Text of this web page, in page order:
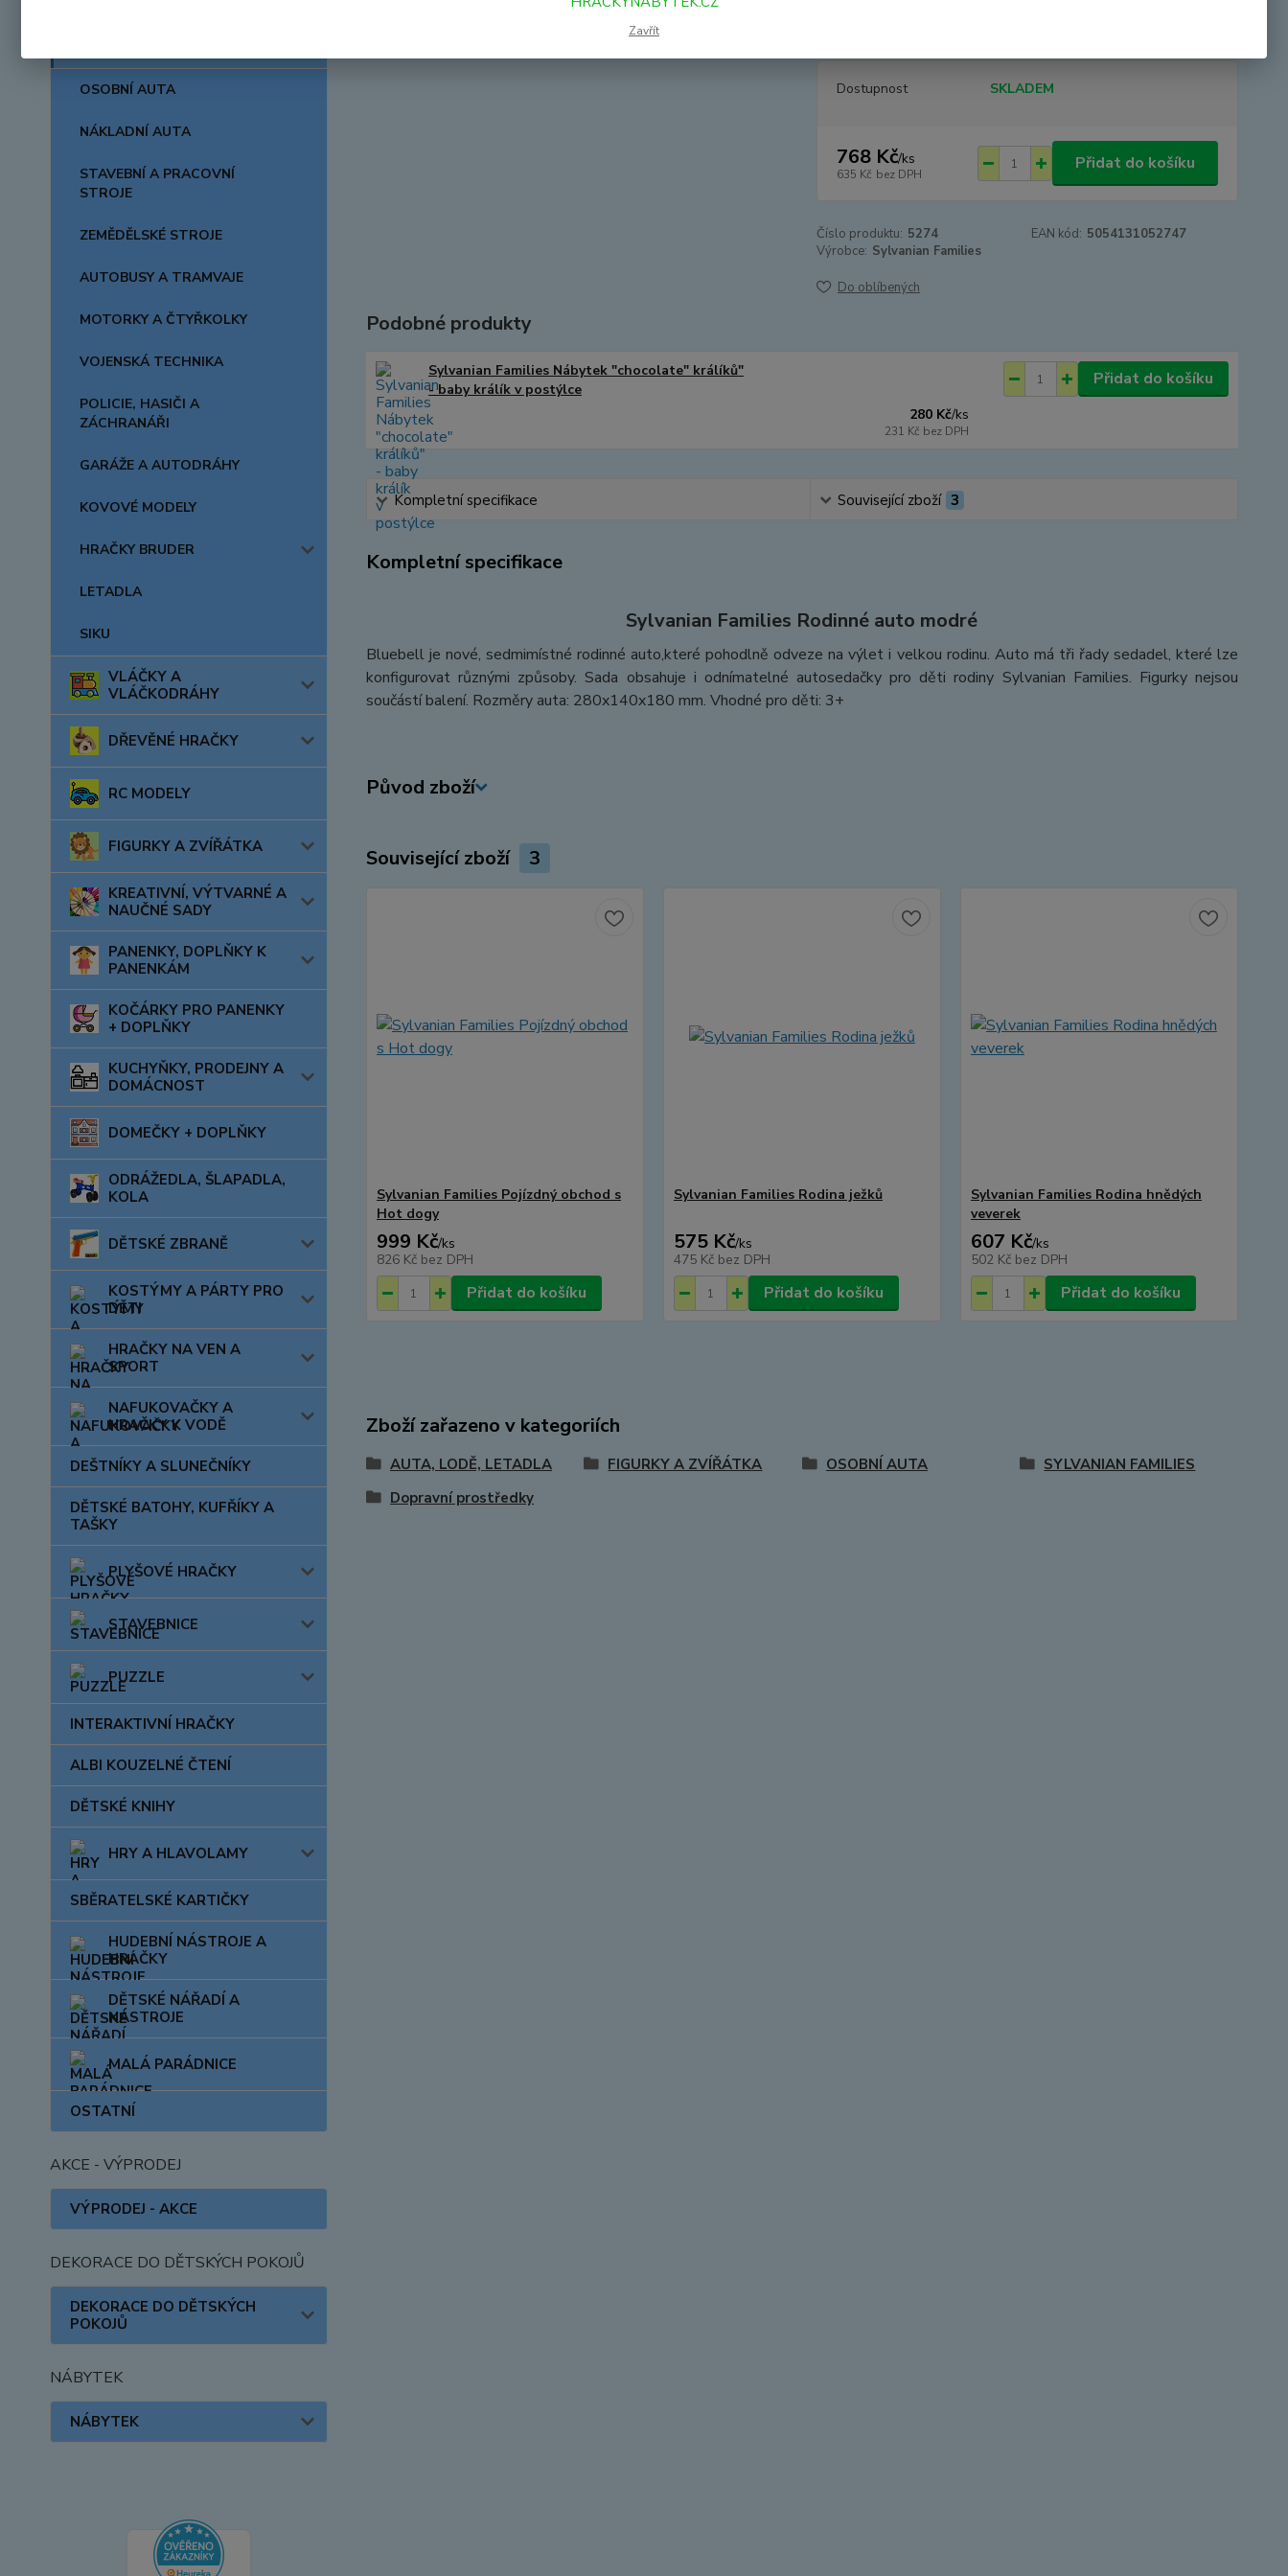
OSOBNÍ AUTA
NÁKLADNÍ AUTA
STAVEBNÍ A PRACOVNÍ
STROJE
ZEMĚDĚLSKÉ STROJE
AUTOBUSY A TRAMVAJE
MOTORKY A ČTYŘKOLKY
VOJENSKÁ TECHNIKA
POLICIE, HASIČI A
ZÁCHRANÁŘI
GARÁŽE A AUTODRÁHY
KOVOVÉ MODELY
HRAČKY BRUDER
LETADLA
SIKU
VLÁČKY A
VLÁČKODRÁHY
DŘEVĚNÉ HRAČKY
RC MODELY
FIGURKY A ZVÍŘÁTKA
KREATIVNÍ, VÝTVARNÉ A
NAUČNÉ SADY
PANENKY, DOPLŇKY K
PANENKÁM
KOČÁRKY PRO PANENKY
+ DOPLŇKY
KUCHYŇKY, PRODEJNY A
DOMÁCNOST
DOMEČKY + DOPLŇKY
ODRÁŽEDLA, ŠLAPADLA,
KOLA
DĚTSKÉ ZBRANĚ
KOSTÝMY A PÁRTY PRO
DĚTI
HRAČKY NA VEN A
SPORT
NAFUKOVAČKY A
HRAČKY K VODĚ
DEŠTNÍKY A SLUNEČNÍKY
DĚTSKÉ BATOHY, KUFŘÍKY A
TAŠKY
PLYŠOVÉ HRAČKY
STAVEBNICE
PUZZLE
INTERAKTIVNÍ HRAČKY
ALBI KOUZELNÉ ČTENÍ
DĚTSKÉ KNIHY
HRY A HLAVOLAMY
SBĚRATELSKÉ KARTIČKY
HUDEBNÍ NÁSTROJE A
HRAČKY
DĚTSKÉ NÁŘADÍ A
NÁSTROJE
MALÁ PARÁDNICE
OSTATNÍ
AKCE - VÝPRODEJ
VÝPRODEJ - AKCE
DEKORACE DO DĚTSKÝCH POKOJŮ
DEKORACE DO DĚTSKÝCH
POKOJŮ
NÁBYTEK
NÁBYTEK
Dostupnost SKLADEM
768 Kč/ks
635 Kč bez DPH
Přidat do košíku
Číslo produktu: 5274 EAN kód: 5054131052747
Výrobce: Sylvanian Families
Do oblíbených
Podobné produkty
Sylvanian Families Nábytek "chocolate" králíků"
- baby králík v postýlce
280 Kč/ks
231 Kč bez DPH
Přidat do košíku
Kompletní specifikace Související zboží 3
Kompletní specifikace
Sylvanian Families Rodinné auto modré
Bluebell je nové, sedmimístné rodinné auto,které pohodlně odveze na výlet i velkou rodinu. Auto má tři řady sedadel, které lze
konfigurovat různými způsoby. Sada obsahuje i odnímatelné autosedačky pro děti rodiny Sylvanian Families. Figurky nejsou
součástí balení. Rozměry auta: 280x140x180 mm. Vhodné pro děti: 3+
Původ zboží
Související zboží 3
Sylvanian Families Pojízdný obchod s
Hot dogy
999 Kč/ks
826 Kč bez DPH
Přidat do košíku
Sylvanian Families Rodina ježků
575 Kč/ks
475 Kč bez DPH
Přidat do košíku
Sylvanian Families Rodina hnědých
veverek
607 Kč/ks
502 Kč bez DPH
Přidat do košíku
Zboží zařazeno v kategoriích
AUTA, LODĚ, LETADLA FIGURKY A ZVÍŘÁTKA OSOBNÍ AUTA
SYLVANIAN FAMILIES
Dopravní prostředky
Zavřít